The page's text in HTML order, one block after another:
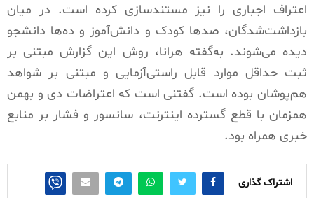
اعتراف اجباری را نیز مستندسازی کرده است. در میان
بازداشت‌شدگان، صدها کودک و دانش‌آموز و ده‌ها دانشجو
دیده می‌شوند. به‌گفته هرانا، روش این گزارش مبتنی بر
ثبت حداقل موارد قابل راستی‌آزمایی و مبتنی بر شواهد
هم‌پوشان بوده است. گفتنی است که اعتراضات دی و بهمن
همزمان با قطع گسترده اینترنت، سانسور و فشار بر منابع
خبری همراه بود.
اشتراک گذاری